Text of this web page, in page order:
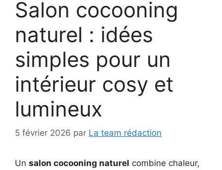
Salon cocooning
naturel : idées
simples pour un
intérieur cosy et
lumineux
5 février 2026 par La team rédaction
Un salon cocooning naturel combine chaleur,